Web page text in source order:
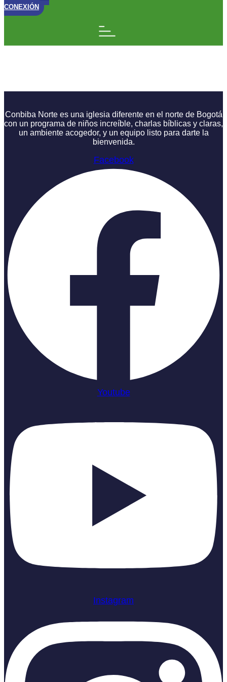
CONEXIÓN
Conbiba Norte es una iglesia diferente en el norte de Bogotá
con un programa de niños increíble, charlas bíblicas y claras,
un ambiente acogedor, y un equipo listo para darte la
bienvenida.
Facebook
Youtube
Instagram